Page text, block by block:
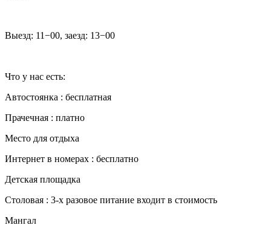
Выезд: 11−00, заезд: 13−00
Что у нас есть:
Автостоянка : бесплатная
Прачечная : платно
Место для отдыха
Интернет в номерах : бесплатно
Детская площадка
Столовая : 3-х разовое питание входит в стоимость
Мангал